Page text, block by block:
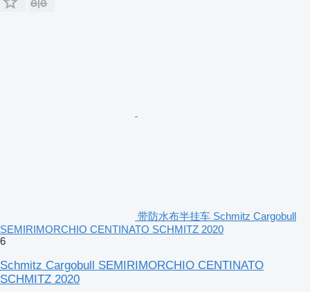
带防水布半挂车 Schmitz Cargobull
SEMIRIMORCHIO CENTINATO SCHMITZ 2020
6
Schmitz Cargobull SEMIRIMORCHIO CENTINATO
SCHMITZ 2020